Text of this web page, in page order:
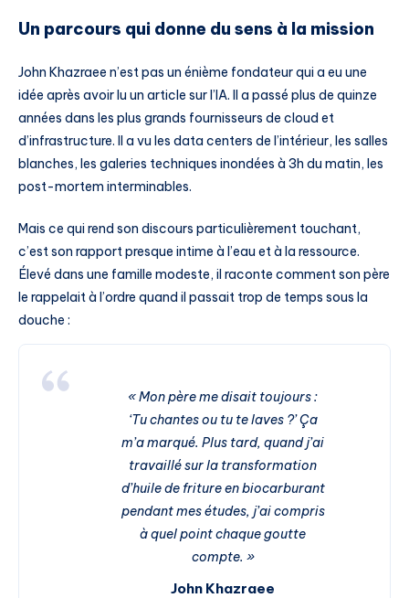
Un parcours qui donne du sens à la mission
John Khazraee n’est pas un énième fondateur qui a eu une
idée après avoir lu un article sur l’IA. Il a passé plus de quinze
années dans les plus grands fournisseurs de cloud et
d’infrastructure. Il a vu les data centers de l’intérieur, les salles
blanches, les galeries techniques inondées à 3h du matin, les
post-mortem interminables.
Mais ce qui rend son discours particulièrement touchant,
c’est son rapport presque intime à l’eau et à la ressource.
Élevé dans une famille modeste, il raconte comment son père
le rappelait à l’ordre quand il passait trop de temps sous la
douche :
« Mon père me disait toujours :
‘Tu chantes ou tu te laves ?’ Ça
m’a marqué. Plus tard, quand j’ai
travaillé sur la transformation
d’huile de friture en biocarburant
pendant mes études, j’ai compris
à quel point chaque goutte
compte. »
John Khazraee